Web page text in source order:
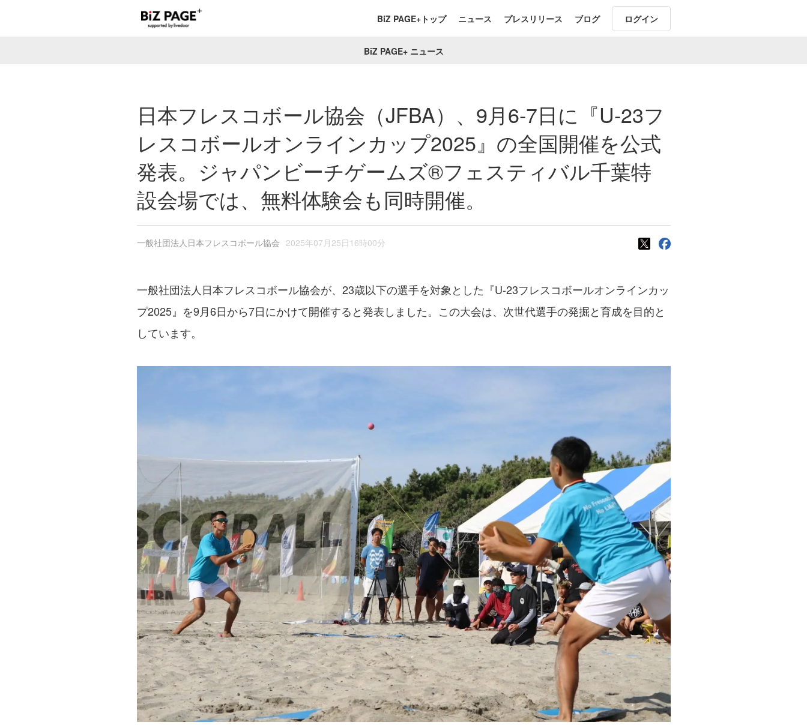
BiZ PAGE+トップ ニュース プレスリリース ブログ ログイン
BiZ PAGE+ ニュース
日本フレスコボール協会（JFBA）、9月6-7日に『U-23フ
レスコボールオンラインカップ2025』の全国開催を公式
発表。ジャパンビーチゲームズ®フェスティバル千葉特
設会場では、無料体験会も同時開催。
一般社団法人日本フレスコボール協会 2025年07月25日16時00分
一般社団法人日本フレスコボール協会が、23歳以下の選手を対象とした『U-23フレスコボールオンラインカッ
プ2025』を9月6日から7日にかけて開催すると発表しました。この大会は、次世代選手の発掘と育成を目的と
しています。